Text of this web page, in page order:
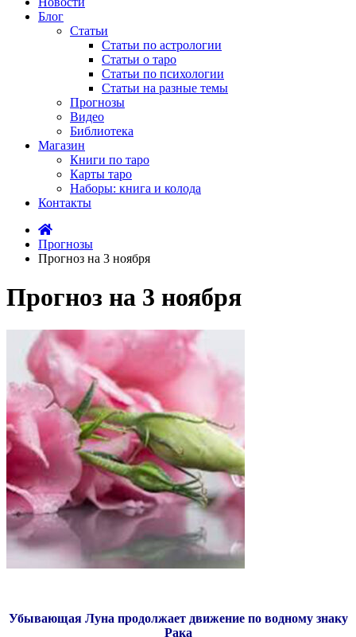
Блог
Статьи
Статьи по астрологии
Статьи о таро
Статьи по психологии
Статьи на разные темы
Прогнозы
Видео
Библиотека
Магазин
Книги по таро
Карты таро
Наборы: книга и колода
Контакты
Прогнозы
Прогноз на 3 ноября
Прогноз на 3 ноября
Убывающая Луна продолжает движение по водному знаку
Рака